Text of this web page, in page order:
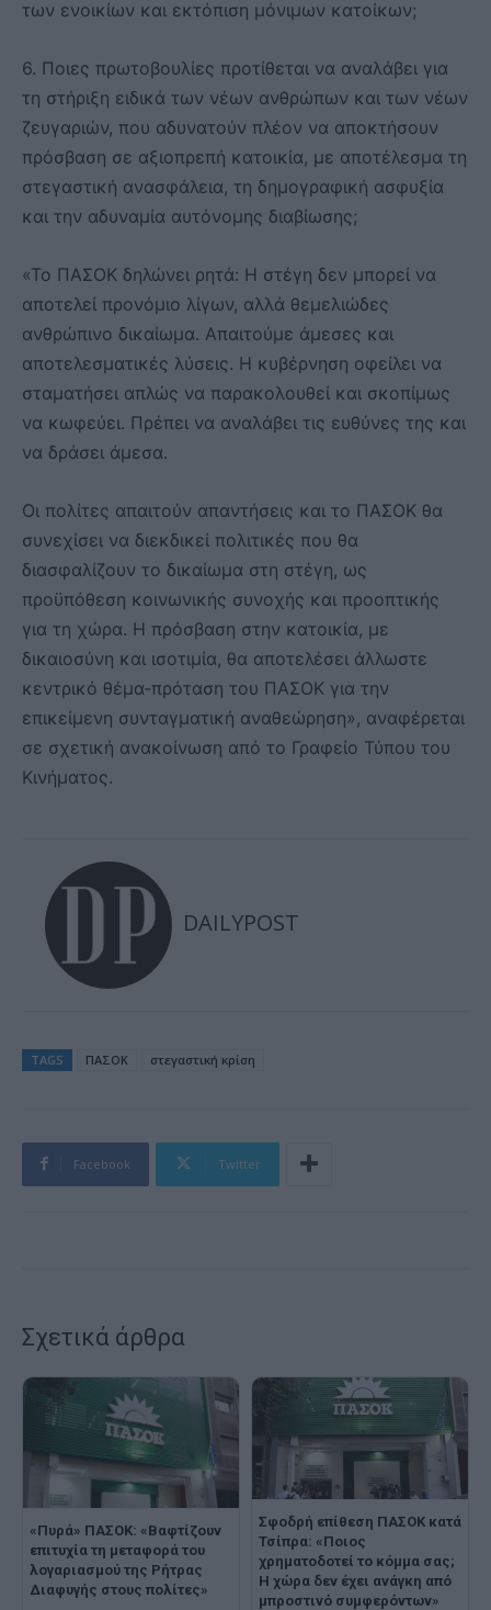
των ενοικίων και εκτόπιση μόνιμων κατοίκων;
6. Ποιες πρωτοβουλίες προτίθεται να αναλάβει για
τη στήριξη ειδικά των νέων ανθρώπων και των νέων
ζευγαριών, που αδυνατούν πλέον να αποκτήσουν
πρόσβαση σε αξιοπρεπή κατοικία, με αποτέλεσμα τη
στεγαστική ανασφάλεια, τη δημογραφική ασφυξία
και την αδυναμία αυτόνομης διαβίωσης;
«Το ΠΑΣΟΚ δηλώνει ρητά: Η στέγη δεν μπορεί να
αποτελεί προνόμιο λίγων, αλλά θεμελιώδες
ανθρώπινο δικαίωμα. Απαιτούμε άμεσες και
αποτελεσματικές λύσεις. Η κυβέρνηση οφείλει να
σταματήσει απλώς να παρακολουθεί και σκοπίμως
να κωφεύει. Πρέπει να αναλάβει τις ευθύνες της και
να δράσει άμεσα.
Οι πολίτες απαιτούν απαντήσεις και το ΠΑΣΟΚ θα
συνεχίσει να διεκδικεί πολιτικές που θα
διασφαλίζουν το δικαίωμα στη στέγη, ως
προϋπόθεση κοινωνικής συνοχής και προοπτικής
για τη χώρα. Η πρόσβαση στην κατοικία, με
δικαιοσύνη και ισοτιμία, θα αποτελέσει άλλωστε
κεντρικό θέμα-πρόταση του ΠΑΣΟΚ για την
επικείμενη συνταγματική αναθεώρηση», αναφέρεται
σε σχετική ανακοίνωση από το Γραφείο Τύπου του
Κινήματος.
DAILYPOST
TAGS ΠΑΣΟΚ στεγαστική κρίση
Facebook Twitter
Σχετικά άρθρα
«Πυρά» ΠΑΣΟΚ: «Βαφτίζουν
επιτυχία τη μεταφορά του
λογαριασμού της Ρήτρας
Διαφυγής στους πολίτες»
Σφοδρή επίθεση ΠΑΣΟΚ κατά
Τσίπρα: «Ποιος
χρηματοδοτεί το κόμμα σας;
Η χώρα δεν έχει ανάγκη από
μπροστινό συμφερόντων»